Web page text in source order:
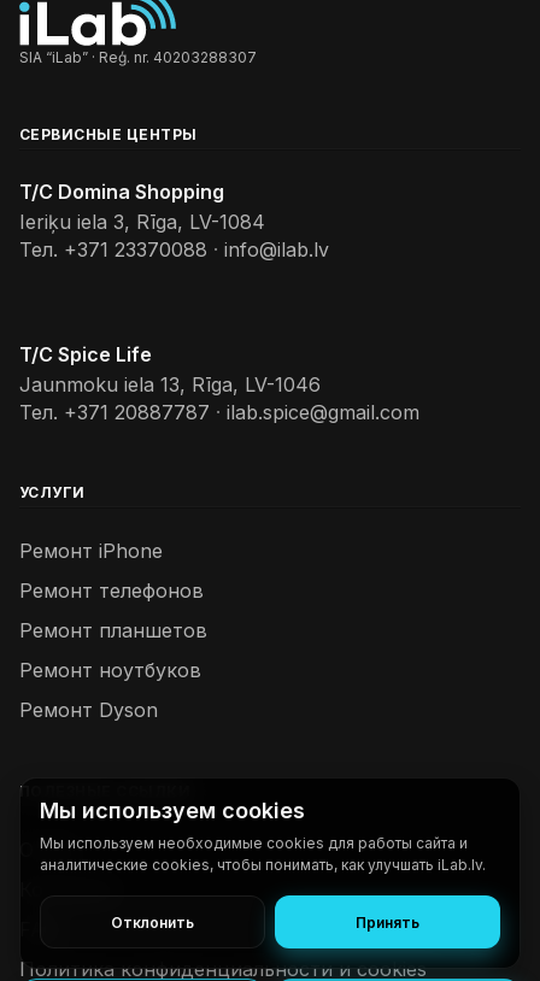
SIA “iLab” · Reģ. nr. 40203288307
СЕРВИСНЫЕ ЦЕНТРЫ
T/C Domina Shopping
Ieriķu iela 3, Rīga, LV-1084
Тел. +371 23370088 · info@ilab.lv
T/C Spice Life
Jaunmoku iela 13, Rīga, LV-1046
Тел. +371 20887787 · ilab.spice@gmail.com
УСЛУГИ
Ремонт iPhone
Ремонт телефонов
Ремонт планшетов
Ремонт ноутбуков
Ремонт Dyson
ПОЛЕЗНЫЕ ССЫЛКИ
О нас
Контакты
Политика конфиденциальности и cookies
Мы используем cookies
Мы используем необходимые cookies для работы сайта и
аналитические cookies, чтобы понимать, как улучшать iLab.lv.
Отклонить Принять